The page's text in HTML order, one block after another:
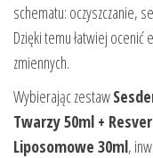
schematu: oczyszczanie,
Dzięki temu łatwiej
zmiennych.
Wybierając zestaw
Twarzy 50ml +
Liposomowe 30ml,